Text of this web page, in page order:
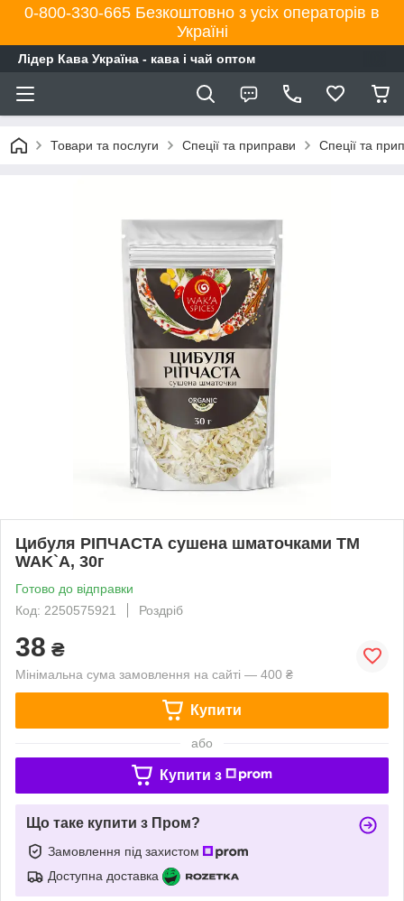
0-800-330-665 Безкоштовно з усіх операторів в
Україні
Лідер Кава Україна - кава і чай оптом
Товари та послуги Спеції та приправи Спеції та
Цибуля РІПЧАСТА сушена шматочками TM
WAK`A, 30г
Готово до відправки
Код: 2250575921
Роздріб
38 ₴
Мінімальна сума замовлення на сайті — 400 ₴
Купити
або
Купити з
Що таке купити з Пром?
Замовлення під захистом
Доступна доставка